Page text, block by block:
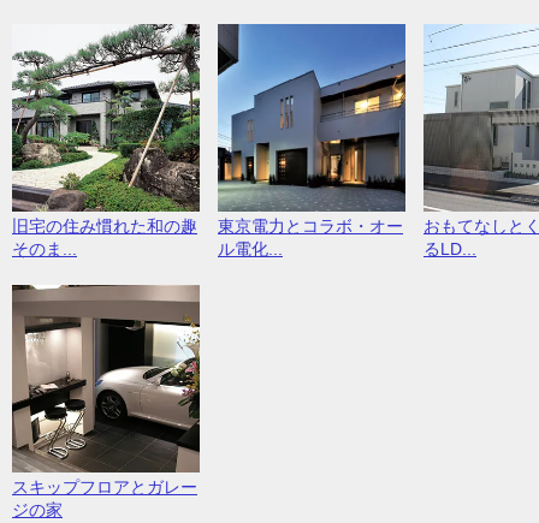
旧宅の住み慣れた和の趣
そのま...
東京電力とコラボ・オー
ル電化...
おもてなしと
るLD...
スキップフロアとガレー
ジの家